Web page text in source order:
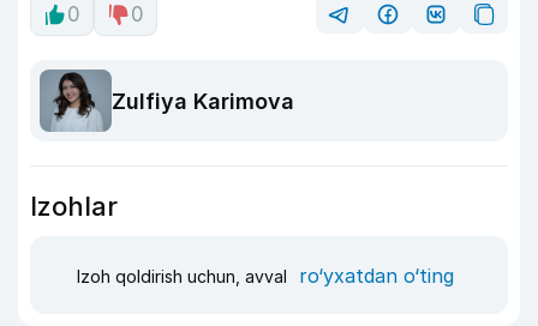
0 0
Zulfiya Karimova
Izohlar
Izoh qoldirish uchun, avval ro‘yxatdan o‘ting